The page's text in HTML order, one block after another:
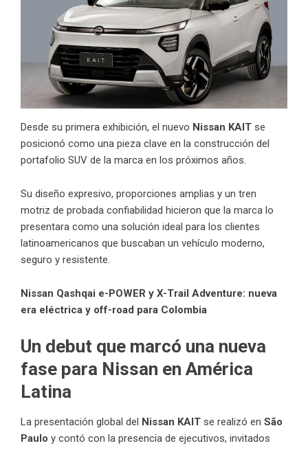
Desde su primera exhibición, el nuevo Nissan KAIT se
posicionó como una pieza clave en la construcción del
portafolio SUV de la marca en los próximos años.
Su diseño expresivo, proporciones amplias y un tren
motriz de probada confiabilidad hicieron que la marca lo
presentara como una solución ideal para los clientes
latinoamericanos que buscaban un vehículo moderno,
seguro y resistente.
Nissan Qashqai e-POWER y X-Trail Adventure: nueva
era eléctrica y off-road para Colombia
Un debut que marcó una nueva
fase para Nissan en América
Latina
La presentación global del Nissan KAIT se realizó en São
Paulo y contó con la presencia de ejecutivos, invitados